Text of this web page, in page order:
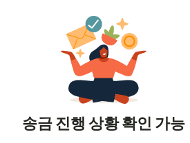
송금 진행 상황 확인 가능